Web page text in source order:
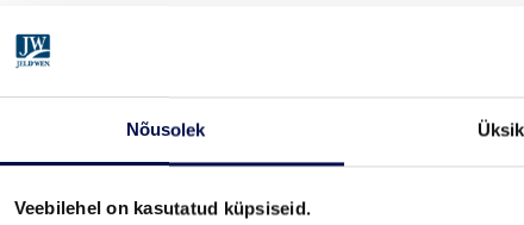
Nõusolek
Veebilehel on kasutatud küpsiseid.
Mustus ja plekid
vesilahusega
loputa veega ning
Kui klaasist uksel